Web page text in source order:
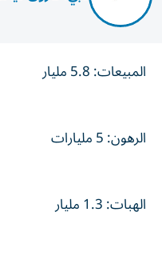
المبيعات: 5.8 مليار
الرهون: 5 مليارات
الهبات: 1.3 مليار